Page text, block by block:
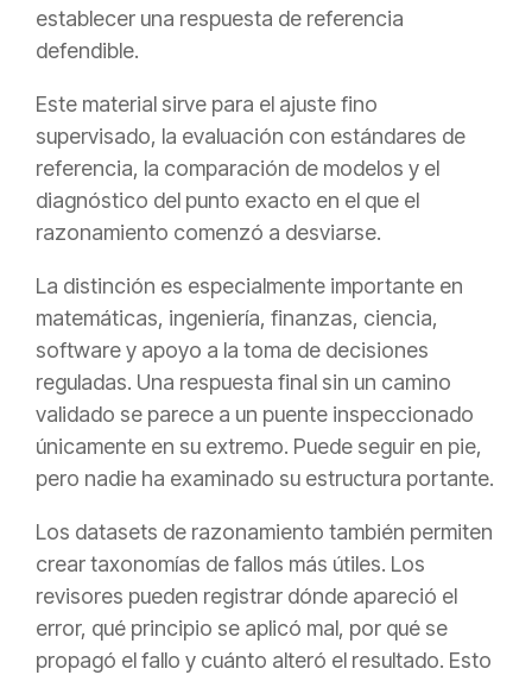
establecer una respuesta de referencia
defendible.
Este material sirve para el ajuste fino
supervisado, la evaluación con estándares de
referencia, la comparación de modelos y el
diagnóstico del punto exacto en el que el
razonamiento comenzó a desviarse.
La distinción es especialmente importante en
matemáticas, ingeniería, finanzas, ciencia,
software y apoyo a la toma de decisiones
reguladas. Una respuesta final sin un camino
validado se parece a un puente inspeccionado
únicamente en su extremo. Puede seguir en pie,
pero nadie ha examinado su estructura portante.
Los datasets de razonamiento también permiten
crear taxonomías de fallos más útiles. Los
revisores pueden registrar dónde apareció el
error, qué principio se aplicó mal, por qué se
propagó el fallo y cuánto alteró el resultado. Esto